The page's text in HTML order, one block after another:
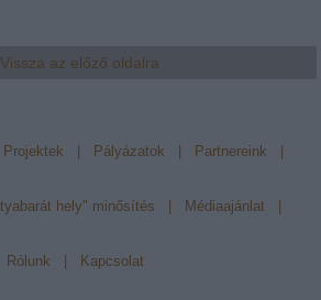
Vissza az előző oldalra
Projektek Pályázatok Partnereink
hely" minősítés Médiaajánlat
Rólunk Kapcsolat